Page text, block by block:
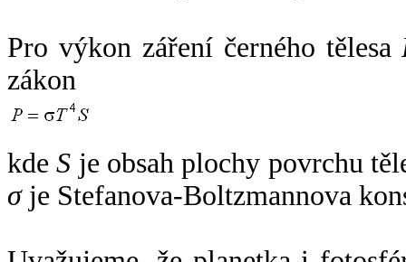
Pro výkon záření černého tělesa
zákon
kdeS je obsah plochy povrchu
σje Stefanova-Boltzmannova